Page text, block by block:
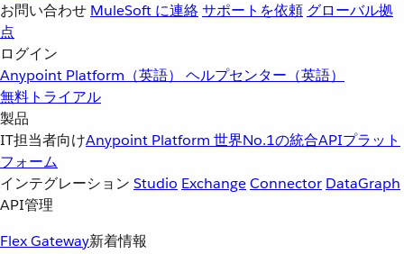
お問い合わせ MuleSoft に連絡サポートを依頼 グローバル拠
点
ログイン
Anypoint Platform（英語） ヘルプセンター（英語）
無料トライアル
製品
IT担当者向けAnypoint Platform 世界No.1の統合APIプラット
フォーム
インテグレーション Studio ExchangeConnector DataGraph
API管理
Flex Gateway新着情報